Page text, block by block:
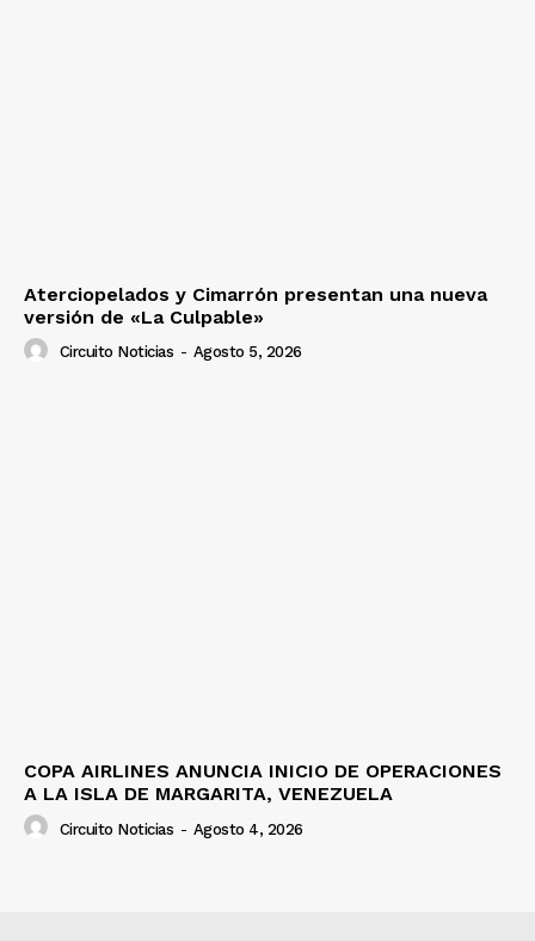
Aterciopelados y Cimarrón presentan una nueva
versión de «La Culpable»
Circuito Noticias - Agosto 5, 2026
COPA AIRLINES ANUNCIA INICIO DE OPERACIONES
A LA ISLA DE MARGARITA, VENEZUELA
Circuito Noticias - Agosto 4, 2026